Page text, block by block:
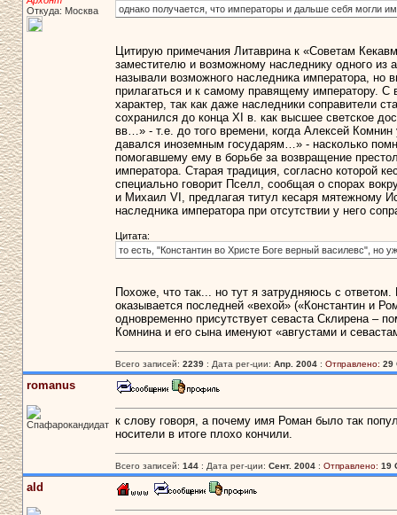
Откуда: Москва
однако получается, что императоры и дальше себя могли
Цитирую примечания Литаврина к «Советам
заместителю и возможному наследнику одного из
называли возможного наследника императора, но
прилагаться и к самому правящему императору. С
характер, так как даже наследники соправители
сохранился до конца XI в. как высшее светское
вв…» - т.е. до того времени, когда Алексей
давался иноземным государям…» - насколько
помогавшему ему в борьбе за возвращение
императора. Старая традиция, согласно которой
специально говорит Пселл, сообщая о спорах
и Михаил VI, предлагая титул кесаря мятежному
наследника императора при отсутствии у него
Цитата:
то есть, "Константин во Христе Боге верный василевс", но
Похоже, что так... но тут я затрудняюсь с
оказывается последней «вехой» («Константин и
одновременно присутствует севаста Склирена –
Комнина и его сына именуют «августами и
Всего записей: 2239: Дата рег-ции: Апр. 2004: Отправлено: 29
romanus
Спафарокандидат
к слову говоря, а почему имя Роман было так
носители в итоге плохо кончили.
Всего записей: 144: Дата рег-ции: Сент. 2004: Отправлено: 19
ald